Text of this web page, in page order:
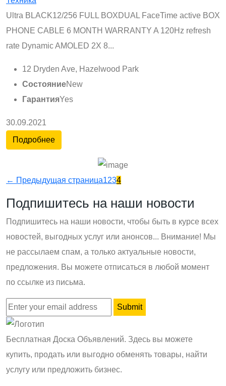
Ultra BLACK12/256 FULL BOXDUAL FaceTime active BOX
PHONE CABLE 6 MONTH WARRANTY A 120Hz refresh
rate Dynamic AMOLED 2X 8...
12 Dryden Ave, Hazelwood Park
СостояниеNew
ГарантияYes
30.09.2021
Подробнее
← Предыдущая страница1234
Подпишитесь на наши новости
Подпишитесь на наши новости, чтобы быть в курсе всех
новостей, выгодных услуг или анонсов... Внимание! Мы
не рассылаем спам, а только актуальные новости,
предложения. Вы можете отписаться в любой момент
по ссылке из письма.
Бесплатная Доска Объявлений. Здесь вы можете
купить, продать или выгодно обменять товары, найти
услугу или предложить бизнес.